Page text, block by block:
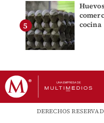
cocina
DERECHOS